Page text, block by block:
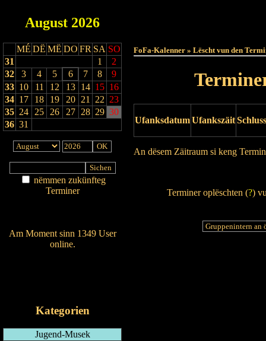
August 2026
MÉ DË MË DO FR SA SO
31
1
2
32
3 4 5 6 7 8
9
33 10 11 12 13 14 15 16
34 17 18 19 20 21 22 23
35 24 25 26 27 28 29 30
36 31
nëmmen zukünfteg
Terminer
Am Moment sinn 1349 User
online.
Kategorien
Jugend-Musek
FoFa-Kalenner » Lëscht vun den
UfanksdatumUfankszäit
An dësem Zäitraum si keng
Terminer oplëschten (?)